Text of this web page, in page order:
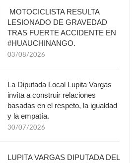
MOTOCICLISTA RESULTA
LESIONADO DE GRAVEDAD
TRAS FUERTE ACCIDENTE EN
#HUAUCHINANGO.
03/08/2026
La Diputada Local Lupita Vargas
invita a construir relaciones
basadas en el respeto, la igualdad
y la empatía.
30/07/2026
LUPITA VARGAS DIPUTADA DEL